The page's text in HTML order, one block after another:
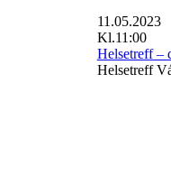
11.05.2023
Kl.11:00
Helsetreff –
Helsetreff